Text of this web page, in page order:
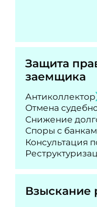
Защита
заемщика
Антиколлектор
Отмена
Снижение
Споры с
Консультация
Взыскание